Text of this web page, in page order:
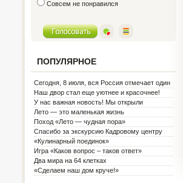
Совсем не понравился
ПОПУЛЯРНОЕ
Сегодня, 8 июля, вся Россия отмечает один
из самых светлых праздников — День
семьи, любви и верности!
Наш двор стал еще уютнее и красочнее!
У нас важная новость! Мы открыли
Социальную гостиную.
Лето — это маленькая жизнь
Поход «Лето — чудная пора»
Спасибо за экскурсию Кадровому центру
«Кулинарный поединок»
Игра «Каков вопрос – таков ответ»
Два мира на 64 клетках
«Сделаем наш дом круче!»